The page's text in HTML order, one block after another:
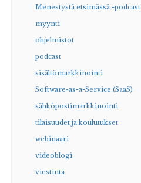
Menestystä etsimässä -podcast
myynti
ohjelmistot
podcast
sisältömarkkinointi
Software-as-a-Service (SaaS)
sähköpostimarkkinointi
tilaisuudet ja koulutukset
webinaari
videoblogi
viestintä